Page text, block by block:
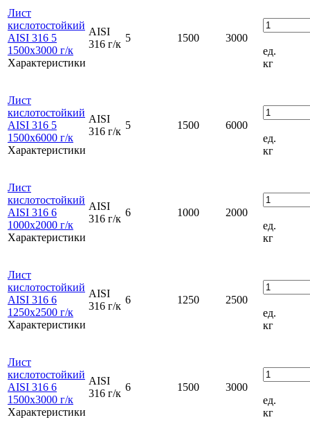
Лист
кислотостойкий
AISI 316 5
1500x3000 г/к
Характеристики
AISI
316 г/к
5 1500
3000
ед.
кг
Лист
кислотостойкий
AISI 316 5
1500x6000 г/к
Характеристики
AISI
316 г/к
5 1500
6000
ед.
кг
Лист
кислотостойкий
AISI 316 6
1000x2000 г/к
Характеристики
AISI
316 г/к
6 1000
2000
ед.
кг
Лист
кислотостойкий
AISI 316 6
1250x2500 г/к
Характеристики
AISI
316 г/к
6 1250
2500
ед.
кг
Лист
кислотостойкий
AISI 316 6
1500x3000 г/к
Характеристики
AISI
316 г/к
6 1500
3000
ед.
кг